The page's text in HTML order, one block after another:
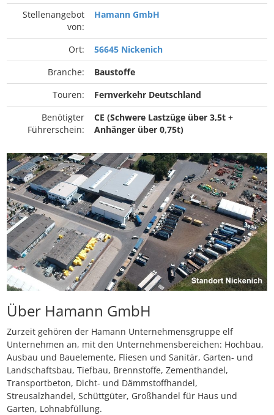
Stellenangebot
von:
Hamann GmbH
Ort:
56645 Nickenich
Branche:
Baustoffe
Touren:
Fernverkehr Deutschland
Benötigter
Führerschein:
CE (Schwere Lastzüge über 3,5t +
Anhänger über 0,75t)
Über Hamann GmbH
Zurzeit gehören der Hamann Unternehmensgruppe elf
Unternehmen an, mit den Unternehmensbereichen: Hochbau,
Ausbau und Bauelemente, Fliesen und Sanitär, Garten- und
Landschaftsbau, Tiefbau, Brennstoffe, Zementhandel,
Transportbeton, Dicht- und Dämmstoffhandel,
Streusalzhandel, Schüttgüter, Großhandel für Haus und
Garten, Lohnabfüllung.